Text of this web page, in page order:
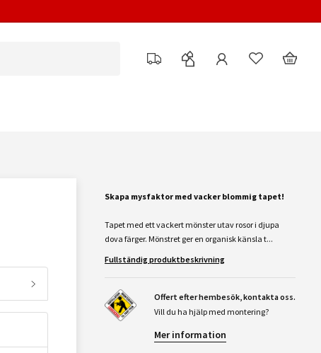
Skapa mysfaktor med vacker blommig tapet!
Tapet med ett vackert mönster utav rosor i djupa
dova färger. Mönstret ger en organisk känsla t...
Fullständig produktbeskrivning
Offert efter hembesök, kontakta oss.
Vill du ha hjälp med montering?
Mer information